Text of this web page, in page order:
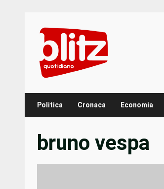
content
Politica Cronaca Economia
bruno vespa